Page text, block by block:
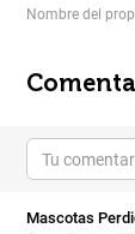
Nombre del
Mascotas